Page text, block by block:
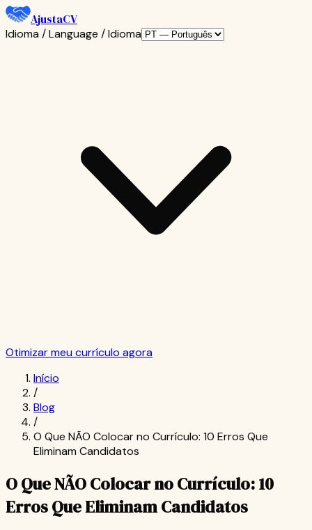
AjustaCV
Idioma / Language / Idioma
Otimizar meu currículo agora
Início
/
Blog
/
O Que NÃO Colocar no Currículo: 10 Erros Que
Eliminam Candidatos
O Que NÃO Colocar no Currículo: 10
Erros Que Eliminam Candidatos